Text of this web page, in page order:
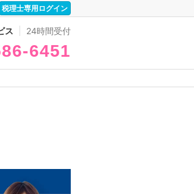
税理士専用ログイン
ス 24時間受付
6451